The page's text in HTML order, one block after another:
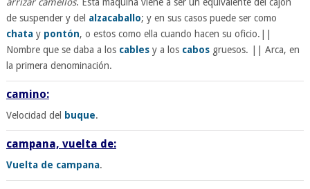
de suspender y del alzacaballo; y en sus casos puede ser como
chatay pontón, o estos como ella cuando hacen su oficio.||
Nombre que se daba a los cablesy a los cabosgruesos. || Arca, en
la primera denominación.
camino:
Velocidad del buque.
campana, vuelta de:
Vuelta de campana.